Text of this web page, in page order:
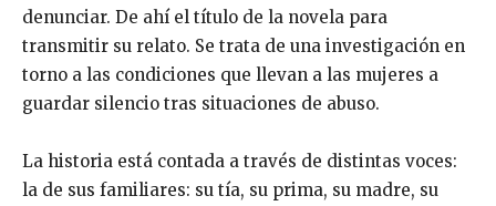
denunciar. De ahí el título de la novela para
transmitir su relato. Se trata de una investigación en
torno a las condiciones que llevan a las mujeres a
guardar silencio tras situaciones de abuso.
La historia está contada a través de distintas voces:
la de sus familiares: su tía, su prima, su madre, su